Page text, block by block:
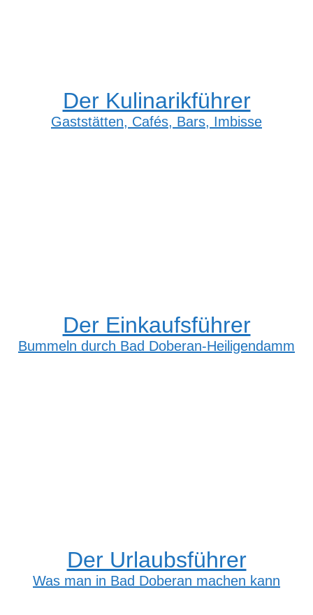
Der Kulinarikführer
Gaststätten, Cafés, Bars, Imbisse
Der Einkaufsführer
Bummeln durch Bad Doberan-Heiligendamm
Der Urlaubsführer
Was man in Bad Doberan machen kann